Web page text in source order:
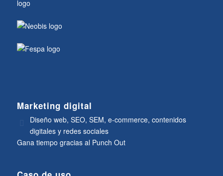
Marketing digital
Diseño web, SEO, SEM, e-commerce, contenidos
digitales y redes sociales
Gana tiempo gracias al Punch Out